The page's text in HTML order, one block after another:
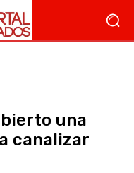
una
canalizar